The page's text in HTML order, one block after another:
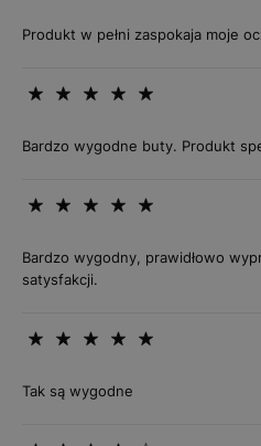
Produkt w pełni zaspokaja moje
Bardzo wygodne buty. Produkt
Bardzo wygodny, prawidłowo
satysfakcji.
Tak są wygodne